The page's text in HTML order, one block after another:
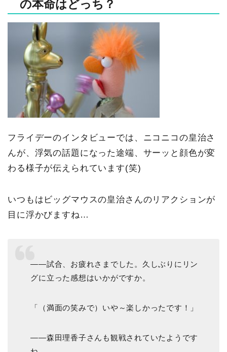
の本命はどっち？
フライデーのインタビューでは、ニコニコの皇治さ
んが、浮気の話題になった途端、サーッと顔色が変
わる様子が伝えられています(笑)
いつもはビッグマウスの皇治さんのリアクションが
目に浮かびますね…
――試合、お疲れさまでした。久しぶりにリン
グに立った感想はいかがですか。
「（満面の笑みで）いや～楽しかったです！」
――森田理香子さんも観戦されていたようです